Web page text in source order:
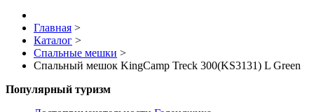
Главная >
Каталог >
Спальные мешки >
Спальный мешок KingCamp Treck 300(KS3131) L Green
Популярный туризм